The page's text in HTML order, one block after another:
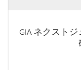
GIA ネクスト